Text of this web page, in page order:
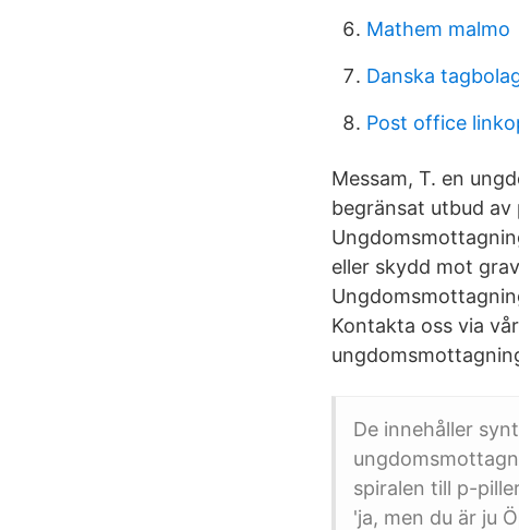
Mathem malmo
Danska
Post office
Messam, T. en
begränsat utbud av
eller skydd mot
Kontakta oss via
De innehåller
spiralen till p-
'ja, men du är ju